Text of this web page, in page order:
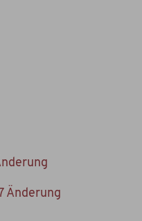
Änderung